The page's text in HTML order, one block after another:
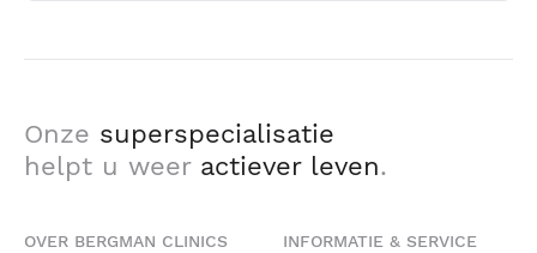
Onze superspecialisatie
helpt u weer actiever leven.
OVER BERGMAN CLINICS INFORMATIE & SERVICE